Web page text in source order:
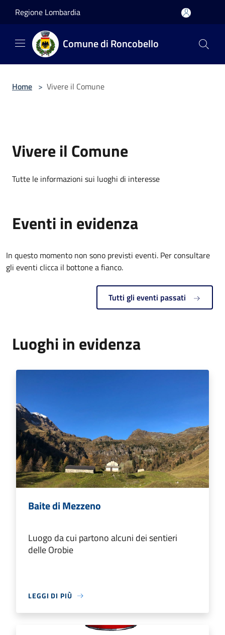
Regione Lombardia
Comune di Roncobello
Home > Vivere il Comune
Vivere il Comune
Tutte le informazioni sui luoghi di interesse
Eventi in evidenza
In questo momento non sono previsti eventi. Per consultare
gli eventi clicca il bottone a fianco.
Tutti gli eventi passati
Luoghi in evidenza
Baite di Mezzeno
Luogo da cui partono alcuni dei sentieri
delle Orobie
LEGGI DI PIÙ